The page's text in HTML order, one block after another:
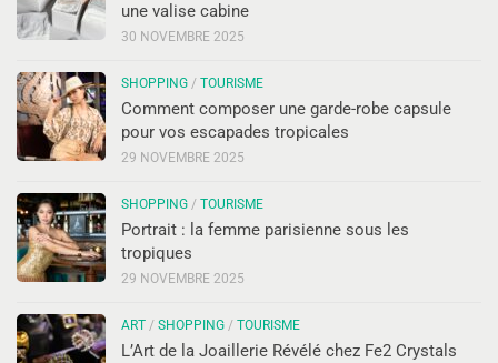
une valise cabine
30 NOVEMBRE 2025
SHOPPING / TOURISME
Comment composer une garde-robe capsule
pour vos escapades tropicales
29 NOVEMBRE 2025
SHOPPING / TOURISME
Portrait : la femme parisienne sous les
tropiques
29 NOVEMBRE 2025
ART / SHOPPING / TOURISME
L’Art de la Joaillerie Révélé chez Fe2 Crystals